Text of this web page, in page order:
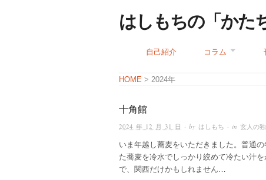
はしもちの「かた
自己紹介 コラム
HOME > 2024年
十角館
2024 年 12 月 31 日 · by はしもち · in 玄人の
いま年越し蕎麦をいただきました。普通
た蕎麦を冷水でしっかり絞めて冷たい汁
で、関西だけかもしれません…